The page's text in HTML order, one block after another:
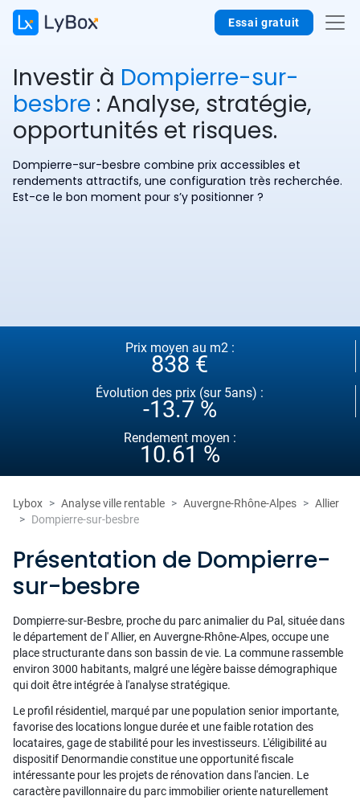
Essai gratuit
Investir à Dompierre-sur-
besbre : Analyse, stratégie,
opportunités et risques.
Dompierre-sur-besbre combine prix accessibles et
rendements attractifs, une configuration très recherchée.
Est-ce le bon moment pour s’y positionner ?
Prix moyen au m2 :
838 €
Évolution des prix (sur 5ans) :
-13.7 %
Rendement moyen :
10.61 %
Lybox Analyse ville rentable Auvergne-Rhône-Alpes
Allier
Dompierre-sur-besbre
Présentation de Dompierre-
sur-besbre
Dompierre-sur-Besbre, proche du parc animalier du Pal, située dans
le département de l' Allier, en Auvergne-Rhône-Alpes, occupe une
place structurante dans son bassin de vie. La commune rassemble
environ 3000 habitants, malgré une légère baisse démographique
qui doit être intégrée à l'analyse stratégique.
Le profil résidentiel, marqué par une population senior importante,
favorise des locations longue durée et une faible rotation des
locataires, gage de stabilité pour les investisseurs. L'éligibilité au
dispositif Denormandie constitue une opportunité fiscale
intéressante pour les projets de rénovation dans l'ancien. Le
caractère pavillonnaire du parc immobilier oriente naturellement